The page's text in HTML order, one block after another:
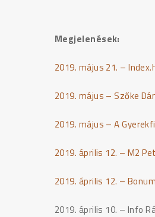
Megjelenések:
2019. május 21. –
2019. május – Szőke
2019. május – A
2019. április 12. – M2
2019. április 12. –
2019. április 10. – Info